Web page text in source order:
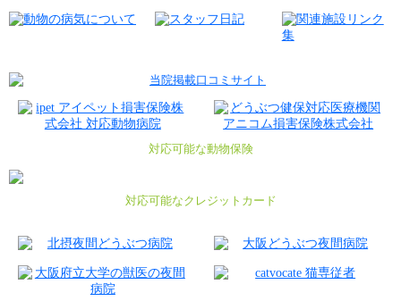
対応可能な動物保険
対応可能なクレジットカード